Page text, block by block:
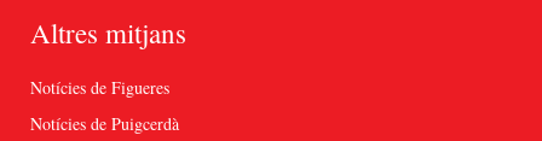
Altres mitjans
Notícies de Figueres
Notícies de Puigcerdà